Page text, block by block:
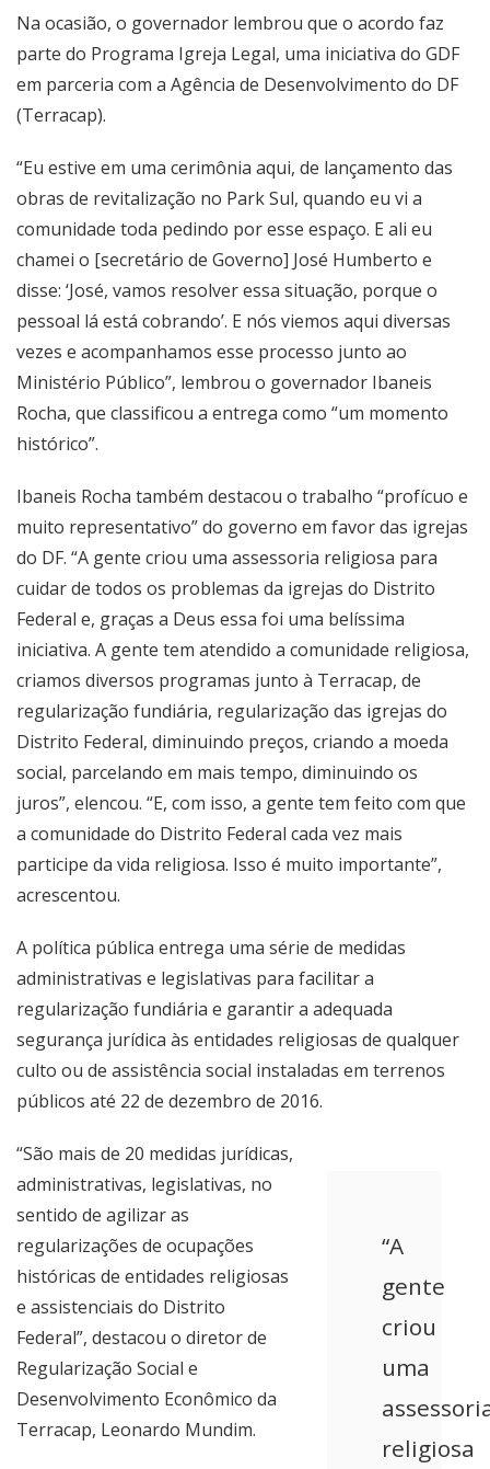
Na ocasião, o governador lembrou que o acordo faz
parte do Programa Igreja Legal, uma iniciativa do GDF
em parceria com a Agência de Desenvolvimento do DF
(Terracap).
“Eu estive em uma cerimônia aqui, de lançamento das
obras de revitalização no Park Sul, quando eu vi a
comunidade toda pedindo por esse espaço. E ali eu
chamei o [secretário de Governo] José Humberto e
disse: ‘José, vamos resolver essa situação, porque o
pessoal lá está cobrando’. E nós viemos aqui diversas
vezes e acompanhamos esse processo junto ao
Ministério Público”, lembrou o governador Ibaneis
Rocha, que classificou a entrega como “um momento
histórico”.
Ibaneis Rocha também destacou o trabalho “profícuo e
muito representativo” do governo em favor das igrejas
do DF. “A gente criou uma assessoria religiosa para
cuidar de todos os problemas da igrejas do Distrito
Federal e, graças a Deus essa foi uma belíssima
iniciativa. A gente tem atendido a comunidade religiosa,
criamos diversos programas junto à Terracap, de
regularização fundiária, regularização das igrejas do
Distrito Federal, diminuindo preços, criando a moeda
social, parcelando em mais tempo, diminuindo os
juros”, elencou. “E, com isso, a gente tem feito com que
a comunidade do Distrito Federal cada vez mais
participe da vida religiosa. Isso é muito importante”,
acrescentou.
A política pública entrega uma série de medidas
administrativas e legislativas para facilitar a
regularização fundiária e garantir a adequada
segurança jurídica às entidades religiosas de qualquer
culto ou de assistência social instaladas em terrenos
públicos até 22 de dezembro de 2016.
“A
gente
criou
uma
religiosa
“São mais de 20 medidas jurídicas,
administrativas, legislativas, no
sentido de agilizar as
regularizações de ocupações
históricas de entidades religiosas
e assistenciais do Distrito
Federal”, destacou o diretor de
Regularização Social e
Desenvolvimento Econômico da
Terracap, Leonardo Mundim.